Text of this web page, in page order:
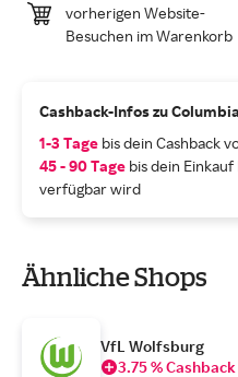
vorherigen Website-
Besuchen im Warenkorb
Cashback-Infos zu Columbia
1-3 Tage bis dein Cashback
45 - 90 Tage bis dein
verfügbar wird
Ähnliche Shops
VfL Wolfsburg
3.75 % Cashback